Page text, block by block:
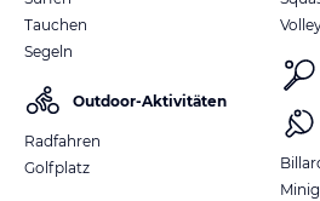
Tauchen
Segeln
Outdoor-Aktivitäten
Radfahren
Golfplatz